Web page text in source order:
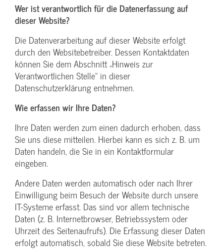
Wer ist verantwortlich für die Datenerfassung auf
dieser Website?
Die Datenverarbeitung auf dieser Website erfolgt
durch den Websitebetreiber. Dessen Kontaktdaten
können Sie dem Abschnitt „Hinweis zur
Verantwortlichen Stelle“ in dieser
Datenschutzerklärung entnehmen.
Wie erfassen wir Ihre Daten?
Ihre Daten werden zum einen dadurch erhoben, dass
Sie uns diese mitteilen. Hierbei kann es sich z. B. um
Daten handeln, die Sie in ein Kontaktformular
eingeben.
Andere Daten werden automatisch oder nach Ihrer
Einwilligung beim Besuch der Website durch unsere
IT-Systeme erfasst. Das sind vor allem technische
Daten (z. B. Internetbrowser, Betriebssystem oder
Uhrzeit des Seitenaufrufs). Die Erfassung dieser Daten
erfolgt automatisch, sobald Sie diese Website betreten.